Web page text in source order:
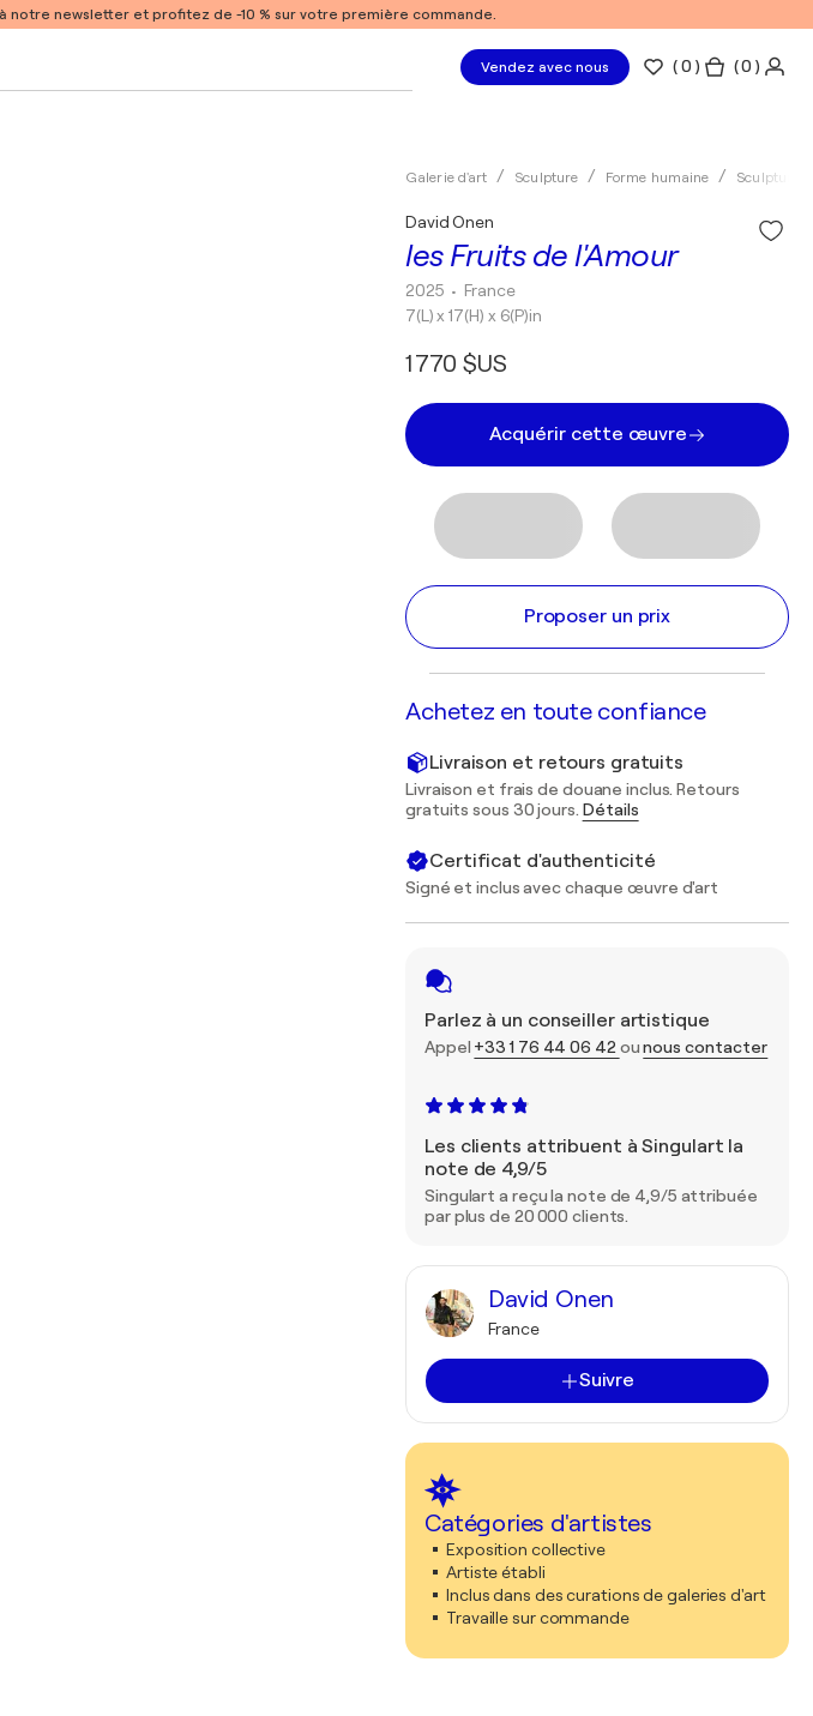
notre newsletter et profitez de -10 % sur votre première commande.
Vendez avec nous (0 ) ( 0 )
Galerie d'art Sculpture Forme humaine Sculpture
les Fruits de l'Amour
David Onen
2025 • France
7(L) x 17(H) x 6(P)in
1 770 $US
Acquérir cette œuvre
Proposer un prix
Achetez en toute confiance
Livraison et retours gratuits
Livraison et frais de douane inclus. Retours
gratuits sous 30 jours. Détails
Certificat d'authenticité
Signé et inclus avec chaque œuvre d'art
Parlez à un conseiller artistique
Appel +33 1 76 44 06 42 ounous contacter
Les clients attribuent à Singulart la
note de 4,9/5
Singulart a reçu la note de 4,9/5 attribuée
par plus de 20 000 clients.
David Onen
France
Suivre
Catégories d'artistes
Exposition collective
Artiste établi
Inclus dans des curations de galeries d'art
Travaille sur commande